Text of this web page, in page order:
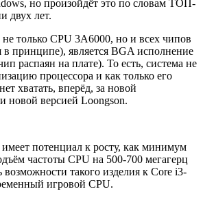
но произойдёт это по словам ТОП-
двух лет.
только CPU 3A6000, но и всех чипов
принципе), является BGA исполнение
распаян на плате). То есть, система не
процессора и как только его
хватать, вперёд, за новой
новой версией Loongson.
потенциал к росту, как минимум
частоты CPU на 500-700 мегагерц
возможности такого изделия к Core i3-
игровой CPU.